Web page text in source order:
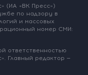
(ИА «ВК Пресс»)
по надзору в
и массовых
номер СМИ:
ответственностью
Главный редактор —